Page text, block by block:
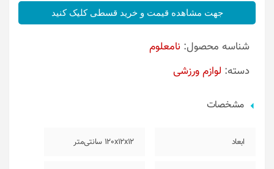
جهت مشاهده قیمت و خرید قسطی کلیک کنید
شناسه محصول: نامعلوم
دسته: لوازم ورزشی
مشخصات
ابعاد 120x12x12 سانتی‌متر